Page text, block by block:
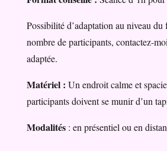
Possibilité d’adaptation au niveau du
nombre de participants, contactez-
adaptée.
Matériel : Un endroit calme et
participants doivent se munir d’un
Modalités: en présentiel ou en